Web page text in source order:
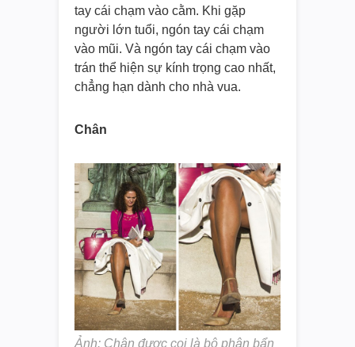
tay cái chạm vào cằm. Khi gặp
người lớn tuổi, ngón tay cái chạm
vào mũi. Và ngón tay cái chạm vào
trán thể hiện sự kính trọng cao nhất,
chẳng hạn dành cho nhà vua.
Chân
Ảnh: Chân được coi là bộ phận bẩn